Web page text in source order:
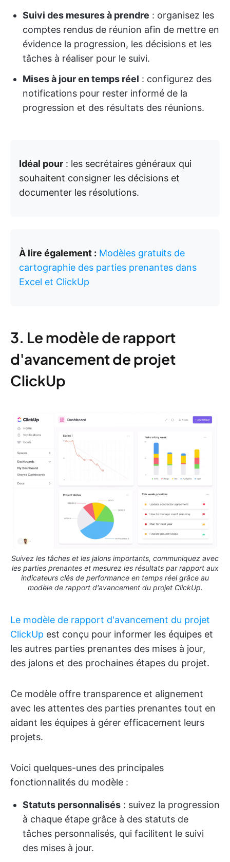
Suivi des mesures à prendre : organisez les
comptes rendus de réunion afin de mettre en
évidence la progression, les décisions et les
tâches à réaliser pour le suivi.
Mises à jour en temps réel : configurez des
notifications pour rester informé de la
progression et des résultats des réunions.
Idéal pour : les secrétaires généraux qui
souhaitent consigner les décisions et
documenter les résolutions.
À lire également : Modèles gratuits de
cartographie des parties prenantes dans
Excel et ClickUp
3. Le modèle de rapport
d'avancement de projet
ClickUp
Suivez les tâches et les jalons importants, communiquez avec
les parties prenantes et mesurez les résultats par rapport aux
indicateurs clés de performance en temps réel grâce au
modèle de rapport d'avancement du projet ClickUp.
Le modèle de rapport d'avancement du projet
ClickUp est conçu pour informer les équipes et
les autres parties prenantes des mises à jour,
des jalons et des prochaines étapes du projet.
Ce modèle offre transparence et alignement
avec les attentes des parties prenantes tout en
aidant les équipes à gérer efficacement leurs
projets.
Voici quelques-unes des principales
fonctionnalités du modèle :
Statuts personnalisés : suivez la progression
à chaque étape grâce à des statuts de
tâches personnalisés, qui facilitent le suivi
des mises à jour.